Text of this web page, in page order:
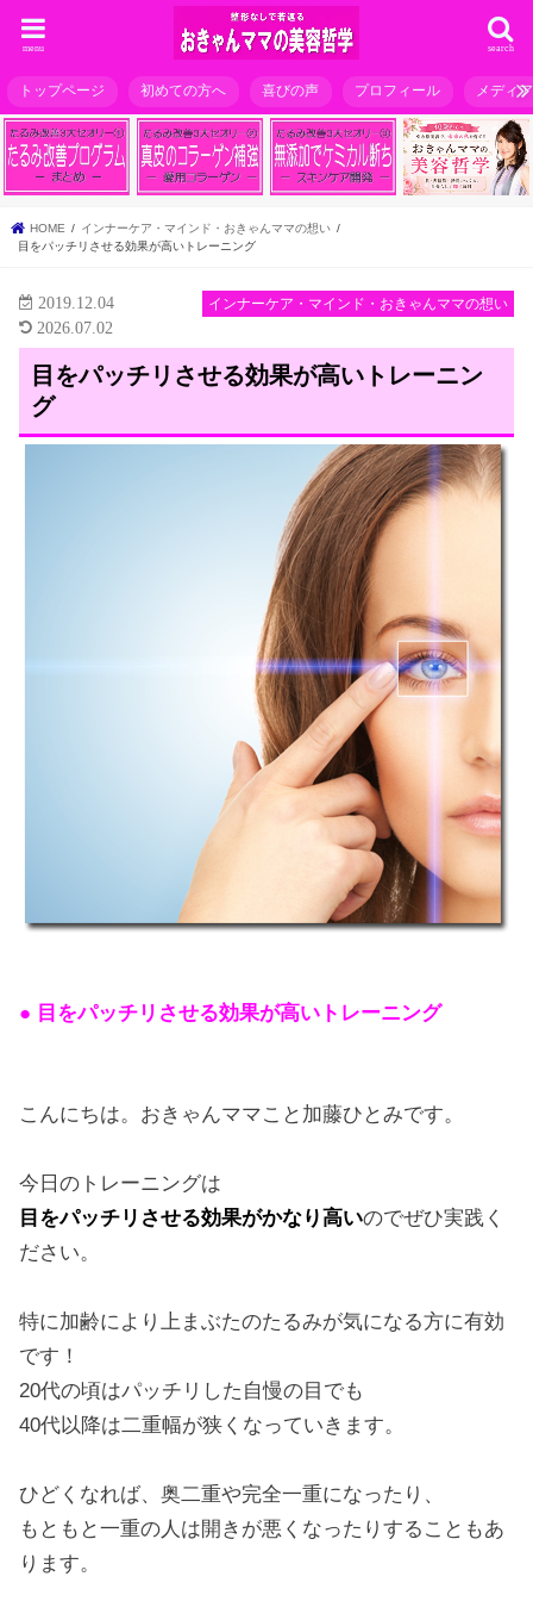
search
menu
トップページ 初めての方へ 喜びの声 プロフィール メディ
HOME
インナーケア・マインド・おきゃんママの想い
目をパッチリさせる効果が高いトレーニング
インナーケア・マインド・おきゃんママの想い
2019.12.04
2026.07.02
目をパッチリさせる効果が高いトレーニン
グ
● 目をパッチリさせる効果が高いトレーニング
こんにちは。おきゃんママこと加藤ひとみです。
今日のトレーニングは
目をパッチリさせる効果がかなり高いのでぜひ実践く
ださい。
特に加齢により上まぶたのたるみが気になる方に有効
です！
20代の頃はパッチリした自慢の目でも
40代以降は二重幅が狭くなっていきます。
ひどくなれば、奥二重や完全一重になったり、
もともと一重の人は開きが悪くなったりすることもあ
ります。